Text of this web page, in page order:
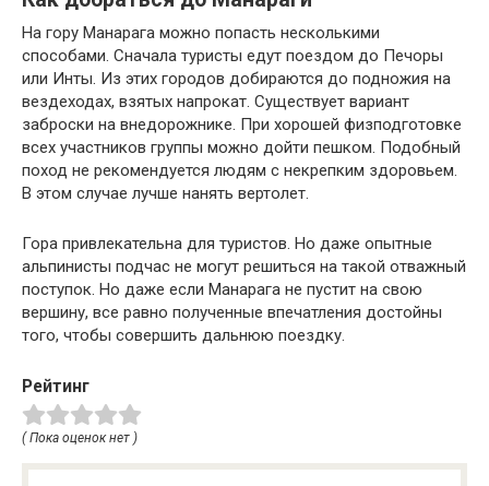
На гору Манарага можно попасть несколькими
способами. Сначала туристы едут поездом до Печоры
или Инты. Из этих городов добираются до подножия на
вездеходах, взятых напрокат. Существует вариант
заброски на внедорожнике. При хорошей физподготовке
всех участников группы можно дойти пешком. Подобный
поход не рекомендуется людям с некрепким здоровьем.
В этом случае лучше нанять вертолет.
Гора привлекательна для туристов. Но даже опытные
альпинисты подчас не могут решиться на такой отважный
поступок. Но даже если Манарага не пустит на свою
вершину, все равно полученные впечатления достойны
того, чтобы совершить дальнюю поездку.
Рейтинг
( Пока оценок нет )